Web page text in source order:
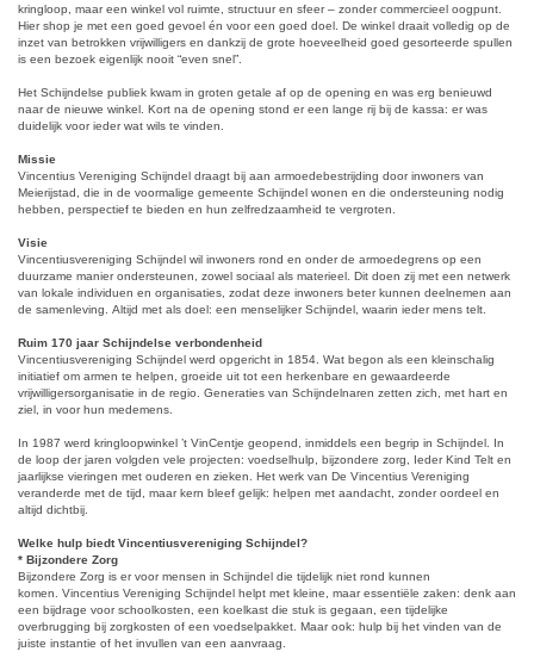
kringloop, maar een winkel vol ruimte, structuur en sfeer – zonder commercieel oogpunt.
Hier shop je met een goed gevoel én voor een goed doel. De winkel draait volledig op de
inzet van betrokken vrijwilligers en dankzij de grote hoeveelheid goed gesorteerde spullen
is een bezoek eigenlijk nooit “even snel”.
Het Schijndelse publiek kwam in groten getale af op de opening en was erg benieuwd
naar de nieuwe winkel. Kort na de opening stond er een lange rij bij de kassa: er was
duidelijk voor ieder wat wils te vinden.
Missie
Vincentius Vereniging Schijndel draagt bij aan armoedebestrijding door inwoners van
Meierijstad, die in de voormalige gemeente Schijndel wonen en die ondersteuning nodig
hebben, perspectief te bieden en hun zelfredzaamheid te vergroten.
Visie
Vincentiusvereniging Schijndel wil inwoners rond en onder de armoedegrens op een
duurzame manier ondersteunen, zowel sociaal als materieel. Dit doen zij met een netwerk
van lokale individuen en organisaties, zodat deze inwoners beter kunnen deelnemen aan
de samenleving. Altijd met als doel: een menselijker Schijndel, waarin ieder mens telt.
Ruim 170 jaar Schijndelse verbondenheid
Vincentiusvereniging Schijndel werd opgericht in 1854. Wat begon als een kleinschalig
initiatief om armen te helpen, groeide uit tot een herkenbare en gewaardeerde
vrijwilligersorganisatie in de regio. Generaties van Schijndelnaren zetten zich, met hart en
ziel, in voor hun medemens.
In 1987 werd kringloopwinkel ’t VinCentje geopend, inmiddels een begrip in Schijndel. In
de loop der jaren volgden vele projecten: voedselhulp, bijzondere zorg, Ieder Kind Telt en
jaarlijkse vieringen met ouderen en zieken. Het werk van De Vincentius Vereniging
veranderde met de tijd, maar kern bleef gelijk: helpen met aandacht, zonder oordeel en
altijd dichtbij.
Welke hulp biedt Vincentiusvereniging Schijndel?
* Bijzondere Zorg
Bijzondere Zorg is er voor mensen in Schijndel die tijdelijk niet rond kunnen
komen. Vincentius Vereniging Schijndel helpt met kleine, maar essentiële zaken: denk aan
een bijdrage voor schoolkosten, een koelkast die stuk is gegaan, een tijdelijke
overbrugging bij zorgkosten of een voedselpakket. Maar ook: hulp bij het vinden van de
juiste instantie of het invullen van een aanvraag.